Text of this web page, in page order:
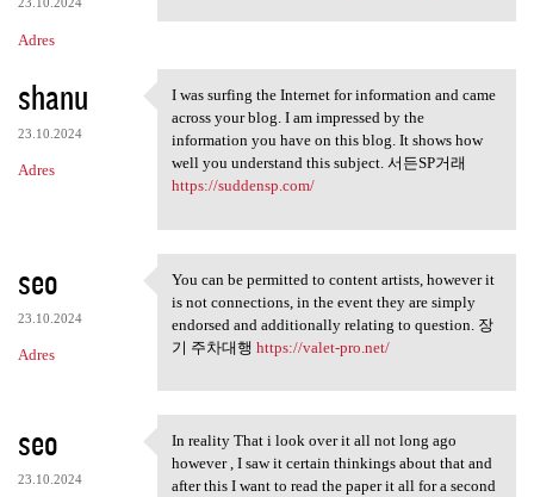
Adres
shanu
23.10.2024
Adres
I was surfing the Internet
I was surfing the Internet for information and came
across your blog. I am impressed by the
information you have on this blog. It shows how
well you understand this subject. 서든SP거래
https://suddensp.com/
seo
23.10.2024
Adres
You can be permitted to
You can be permitted to content artists, however it
is not connections, in the event they are simply
endorsed and additionally relating to question. 장
기 주차대행 https://valet-pro.net/
seo
23.10.2024
In reality That i look over
In reality That i look over it all not long ago
however , I saw it certain thinkings about that and
after this I want to read the paper it all for a second